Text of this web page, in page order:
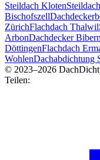
Steildach Kloten
Bischofszell
ZürichFlachdach Thalwil
ArbonDachdecker Bibern
DöttingenFlachdach
WohlenDachabdichtung
© 2023–2026
Teilen: